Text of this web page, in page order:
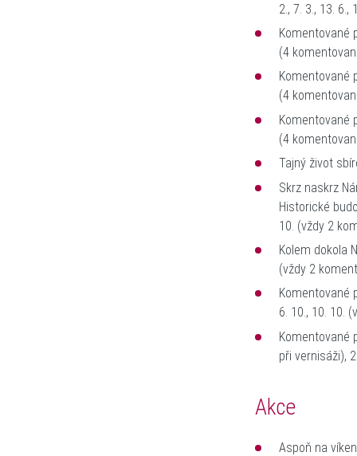
2., 7. 3., 13.
Komentované
(4
Komentované
(4
Komentované
(4
Tajný život
Skrz naskrz
Historické
10. (vždy 2
Kolem dokola
(vždy 2
Komentované
6. 10., 10. 10.
Komentované
při vernisáži),
Akce
Aspoň na